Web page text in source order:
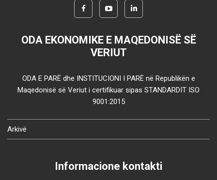
ODA EKONOMIKE E MAQEDONISË SË
VERIUT
ODA E PARË dhe INSTITUCIONI I PARË në Republikën e
Maqedonisë së Veriut i certifikuar sipas STANDARDIT ISO
9001:2015
Arkivë
Informacione kontakti